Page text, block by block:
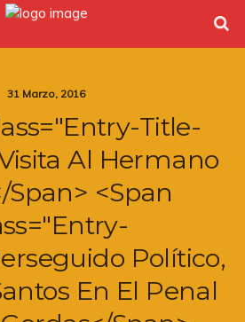
31 Marzo, 2016
Title-
Al Hermano
span> <span
Político,
En El Penal